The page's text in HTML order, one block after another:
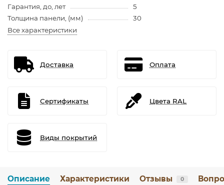
Гарантия, до, лет
5
Толщина панели, (мм)
30
Все характеристики
Доставка Оплата
Сертификаты Цвета RAL
Виды покрытий
Описание Характеристики Отзывы 0